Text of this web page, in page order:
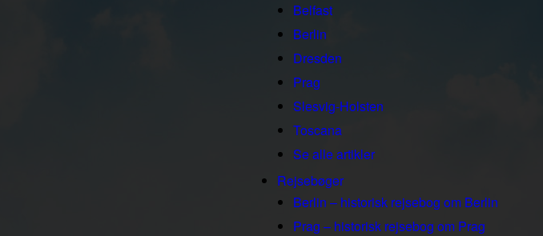
Belfast
Berlin
Dresden
Prag
Slesvig-Holsten
Toscana
Se alle artikler
Rejsebøger
Berlin – historisk rejsebog om Berlin
Prag – historisk rejsebog om Prag